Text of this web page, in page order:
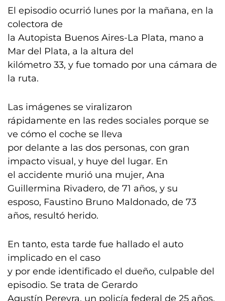
El episodio ocurrió lunes por la mañana, en la
colectora de
la Autopista Buenos Aires-La Plata, mano a
Mar del Plata, a la altura del
kilómetro 33, y fue tomado por una cámara de
la ruta.
Las imágenes se viralizaron
rápidamente en las redes sociales porque se
ve cómo el coche se lleva
por delante a las dos personas, con gran
impacto visual, y huye del lugar. En
el accidente murió una mujer, Ana
Guillermina Rivadero, de 71 años, y su
esposo, Faustino Bruno Maldonado, de 73
años, resultó herido.
En tanto, esta tarde fue hallado el auto
implicado en el caso
y por ende identificado el dueño, culpable del
episodio. Se trata de Gerardo
Agustín Pereyra, un policía federal de 25 años,